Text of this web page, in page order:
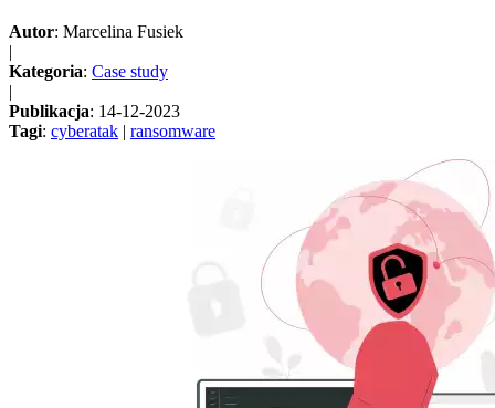
Autor: Marcelina Fusiek
|
Kategoria: Case study
|
Publikacja: 14-12-2023
Tagi: cyberatak | ransomware